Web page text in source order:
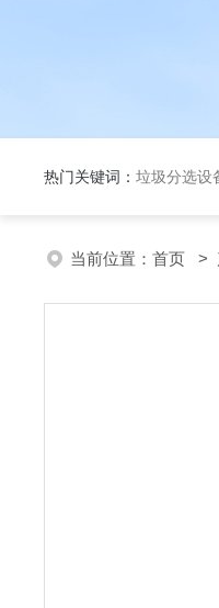
热门关键词： 垃圾分选设
当前位置： 首页 >